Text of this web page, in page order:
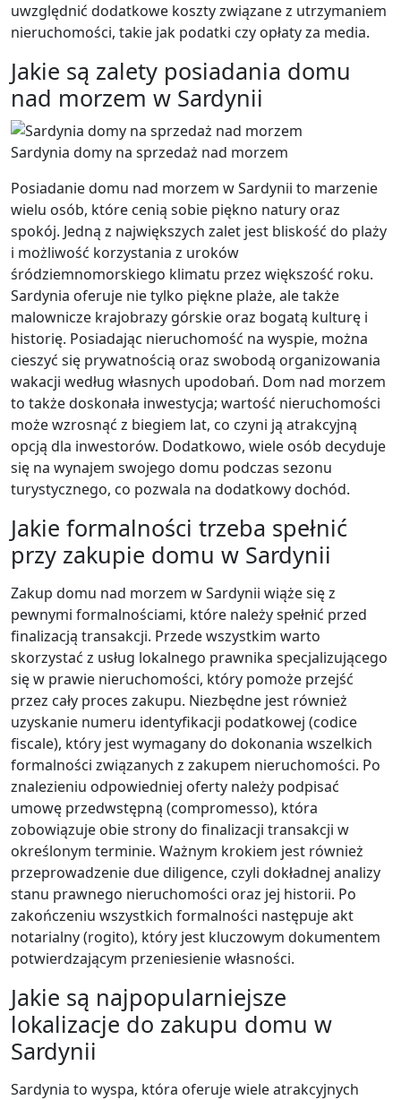
uwzględnić dodatkowe koszty związane z utrzymaniem
nieruchomości, takie jak podatki czy opłaty za media.
Jakie są zalety posiadania domu
nad morzem w Sardynii
Sardynia domy na sprzedaż nad morzem
Posiadanie domu nad morzem w Sardynii to marzenie
wielu osób, które cenią sobie piękno natury oraz
spokój. Jedną z największych zalet jest bliskość do plaży
i możliwość korzystania z uroków
śródziemnomorskiego klimatu przez większość roku.
Sardynia oferuje nie tylko piękne plaże, ale także
malownicze krajobrazy górskie oraz bogatą kulturę i
historię. Posiadając nieruchomość na wyspie, można
cieszyć się prywatnością oraz swobodą organizowania
wakacji według własnych upodobań. Dom nad morzem
to także doskonała inwestycja; wartość nieruchomości
może wzrosnąć z biegiem lat, co czyni ją atrakcyjną
opcją dla inwestorów. Dodatkowo, wiele osób decyduje
się na wynajem swojego domu podczas sezonu
turystycznego, co pozwala na dodatkowy dochód.
Jakie formalności trzeba spełnić
przy zakupie domu w Sardynii
Zakup domu nad morzem w Sardynii wiąże się z
pewnymi formalnościami, które należy spełnić przed
finalizacją transakcji. Przede wszystkim warto
skorzystać z usług lokalnego prawnika specjalizującego
się w prawie nieruchomości, który pomoże przejść
przez cały proces zakupu. Niezbędne jest również
uzyskanie numeru identyfikacji podatkowej (codice
fiscale), który jest wymagany do dokonania wszelkich
formalności związanych z zakupem nieruchomości. Po
znalezieniu odpowiedniej oferty należy podpisać
umowę przedwstępną (compromesso), która
zobowiązuje obie strony do finalizacji transakcji w
określonym terminie. Ważnym krokiem jest również
przeprowadzenie due diligence, czyli dokładnej analizy
stanu prawnego nieruchomości oraz jej historii. Po
zakończeniu wszystkich formalności następuje akt
notarialny (rogito), który jest kluczowym dokumentem
potwierdzającym przeniesienie własności.
Jakie są najpopularniejsze
lokalizacje do zakupu domu w
Sardynii
Sardynia to wyspa, która oferuje wiele atrakcyjnych